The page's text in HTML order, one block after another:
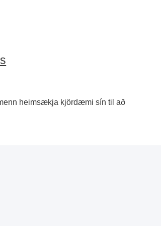
heimsækja kjördæmi sín til að